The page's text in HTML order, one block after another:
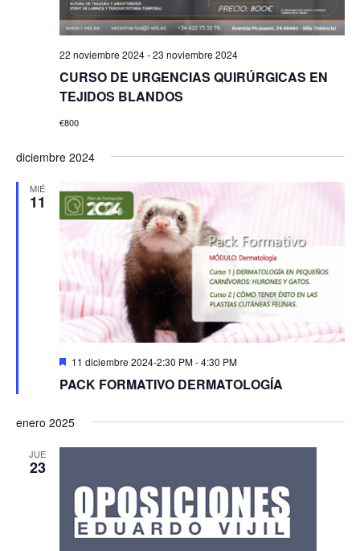
22 noviembre 2024-23 noviembre 2024
CURSO DE URGENCIAS QUIRÚRGICAS EN
TEJIDOS BLANDOS
€800
diciembre 2024
MIÉ
11
Destacado
11 diciembre 2024-2:30 PM-4:30 PM
PACK FORMATIVO DERMATOLOGÍA
enero 2025
JUE
23